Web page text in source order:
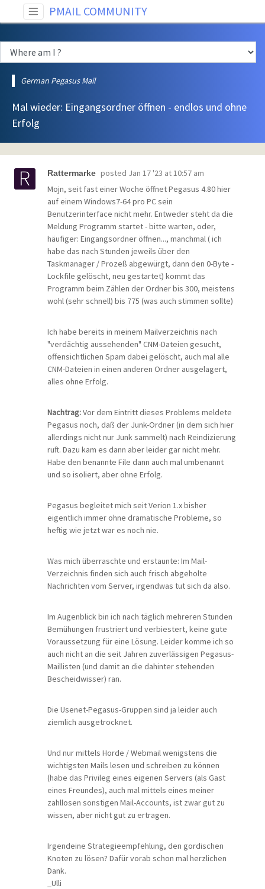
PMAIL COMMUNITY
German Pegasus Mail
Mal wieder: Eingangsordner öffnen - endlos und ohne
Erfolg
Rattermarke posted Jan 17 '23 at 10:57 am
Mojn, seit fast einer Woche öffnet Pegasus 4.80 hier
auf einem Windows7-64 pro PC sein
Benutzerinterface nicht mehr. Entweder steht da die
Meldung Programm startet - bitte warten, oder,
häufiger: Eingangsordner öffnen..., manchmal ( ich
habe das nach Stunden jeweils über den
Taskmanager / Prozeß abgewürgt, dann den 0-Byte -
Lockfile gelöscht, neu gestartet) kommt das
Programm beim Zählen der Ordner bis 300, meistens
wohl (sehr schnell) bis 775 (was auch stimmen sollte)
Ich habe bereits in meinem Mailverzeichnis nach
"verdächtig aussehenden" CNM-Dateien gesucht,
offensichtlichen Spam dabei gelöscht, auch mal alle
CNM-Dateien in einen anderen Ordner ausgelagert,
alles ohne Erfolg.
Nachtrag:Vor dem Eintritt dieses Problems meldete
Pegasus noch, daß der Junk-Ordner (in dem sich hier
allerdings nicht nur Junk sammelt) nach Reindizierung
ruft. Dazu kam es dann aber leider gar nicht mehr.
Habe den benannte File dann auch mal umbenannt
und so isoliert, aber ohne Erfolg.
Pegasus begleitet mich seit Verion 1.x bisher
eigentlich immer ohne dramatische Probleme, so
heftig wie jetzt war es noch nie.
Was mich überraschte und erstaunte: Im Mail-
Verzeichnis finden sich auch frisch abgeholte
Nachrichten vom Server, irgendwas tut sich da also.
Im Augenblick bin ich nach täglich mehreren Stunden
Bemühungen frustriert und verbiestert, keine gute
Voraussetzung für eine Lösung. Leider komme ich so
auch nicht an die seit Jahren zuverlässigen Pegasus-
Maillisten (und damit an die dahinter stehenden
Bescheidwisser) ran.
Die Usenet-Pegasus-Gruppen sind ja leider auch
ziemlich ausgetrocknet.
Und nur mittels Horde / Webmail wenigstens die
wichtigsten Mails lesen und schreiben zu können
(habe das Privileg eines eigenen Servers (als Gast
eines Freundes), auch mal mittels eines meiner
zahllosen sonstigen Mail-Accounts, ist zwar gut zu
wissen, aber nicht gut zu ertragen.
Irgendeine Strategieempfehlung, den gordischen
Knoten zu lösen? Dafür vorab schon mal herzlichen
Dank.
_Ulli